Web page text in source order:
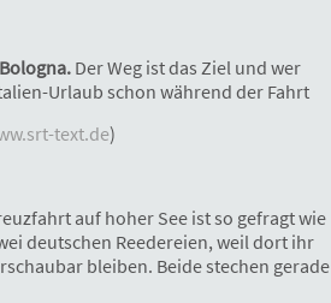
Der Weg ist das Ziel und wer
Urlaub schon während der Fahrt
text.de)
auf hoher See ist so gefragt wie
deutschen Reedereien, weil dort ihr
bleiben. Beide stechen gerade